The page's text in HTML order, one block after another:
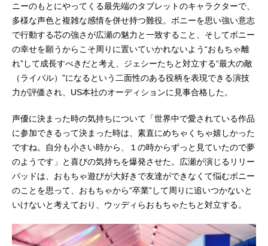
ニーのもとにやってくる最先端のタブレットのキャラクターで、
多様な声色と複雑な感情を併せ持つ難役。ボニーを思い強い意志
で行動する芯の強さが広瀬の魅力と一致すること、そしてボニー
の幸せを願うからこそ周りに置いていかれないよう“おもちゃ離
れ”して成長すべきだと考え、ジェシーたちと対立する“最大の敵
（ライバル）”になるという二面性のある役柄を表現できる演技
力が評価され、US本社のオーディションに見事合格した。
声優に決まった時の気持ちについて「世界中で愛されている作品
に参加できるって決まった時は、素直にめちゃくちゃ嬉しかった
ですね。自分も小さい時から、１の時からずっと見ていたので夢
のようです」と喜びの気持ちを爆発させた。広瀬が演じるリリー
パッドは、おもちゃ遊びが大好きで友達ができなくて悩むボニー
のことを思って、おもちゃから“卒業”して周りに追いつかないと
いけないと考えており、ウッディらおもちゃたちと対立する。